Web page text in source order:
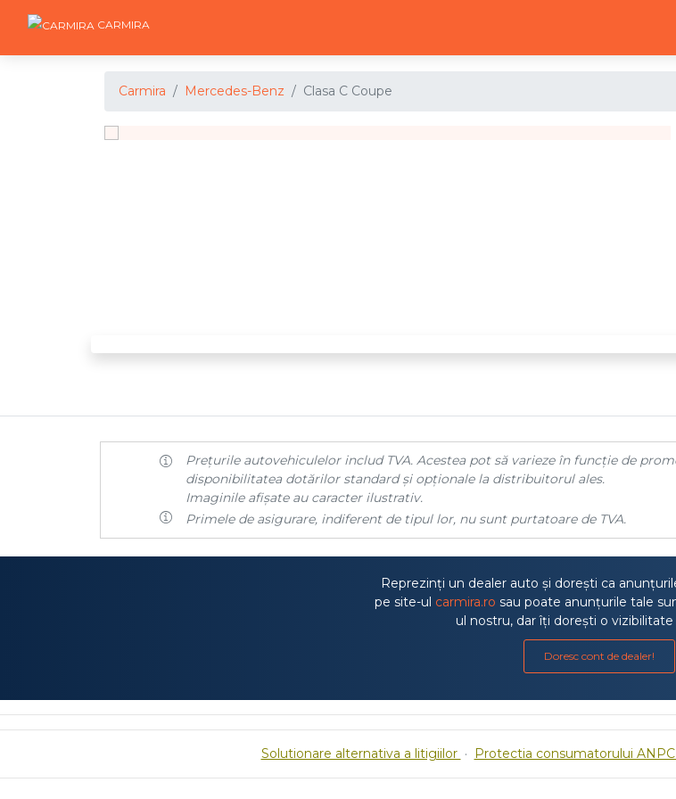
CARMIRA
Carmira Mercedes-Benz Clasa C Coupe
Prețurile autovehiculelor includ TVA. Acestea pot să varieze în funcție de
disponibilitatea dotărilor standard și opționale la distribuitorul ales.
Imaginile afișate au caracter ilustrativ.
Primele de asigurare, indiferent de tipul lor, nu sunt purtatoare de TVA.
Reprezinți un dealer auto și dorești ca
pe site-ul carmira.ro sau poate anunțurile tale
ul nostru, dar îți dorești o
Doresc cont de dealer!
Solutionare alternativa a litigiilor · Protectia consumatorului ANPC